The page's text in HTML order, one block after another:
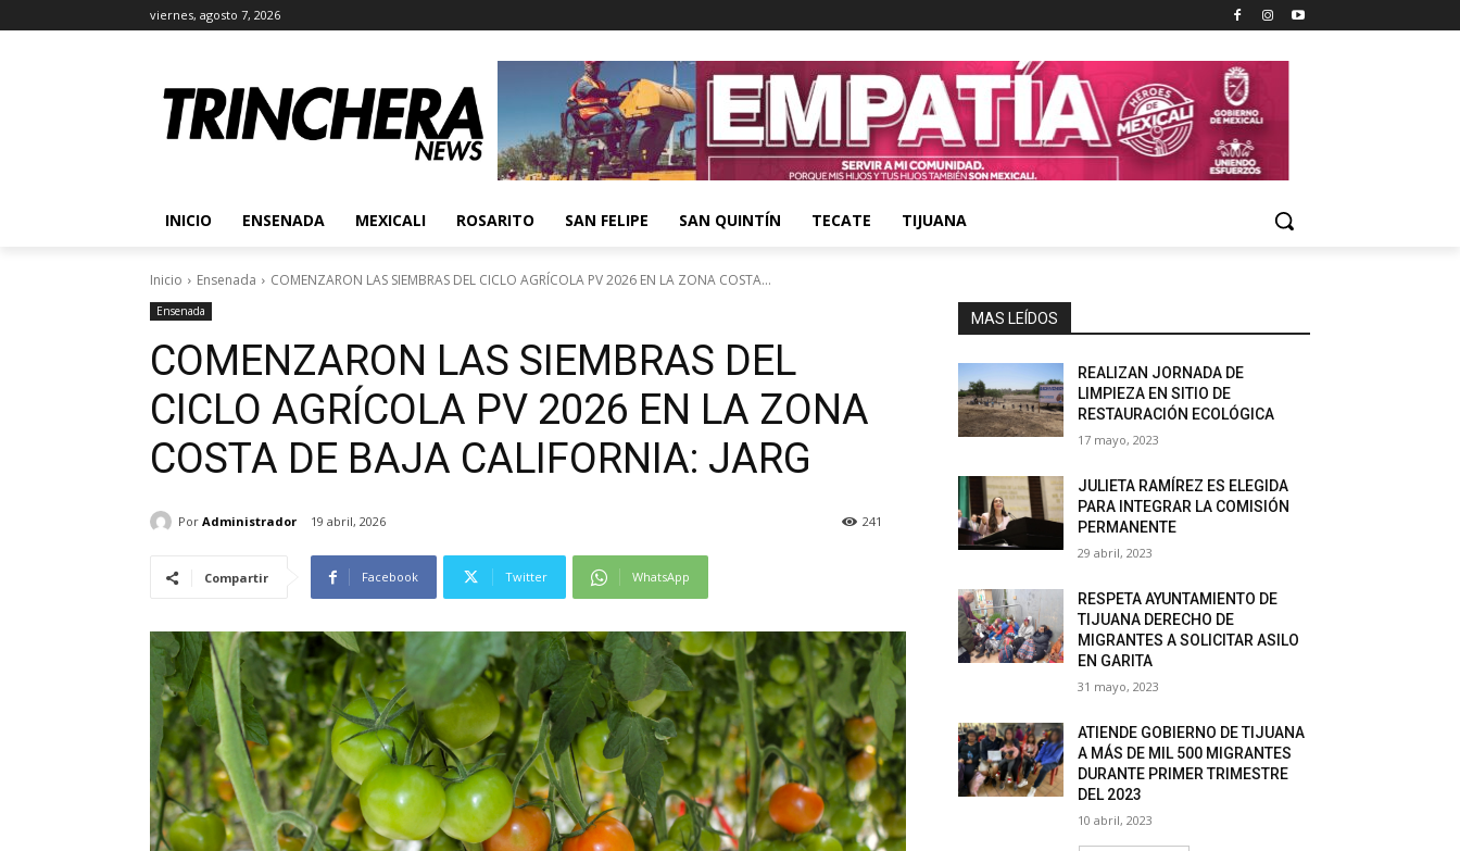
viernes, agosto 7, 2026
INICIO ENSENADA MEXICALI ROSARITO SAN FELIPE SAN QUINTÍN TECATE TIJUANA
Inicio Ensenada COMENZARON LAS SIEMBRAS DEL CICLO AGRÍCOLA PV 2026 EN LA ZONA COSTA...
Ensenada
COMENZARON LAS SIEMBRAS DEL
CICLO AGRÍCOLA PV 2026 EN LA ZONA
COSTA DE BAJA CALIFORNIA: JARG
Por Administrador 19 abril, 2026 241
Compartir Facebook Twitter WhatsApp
MAS LEÍDOS
REALIZAN JORNADA DE
LIMPIEZA EN SITIO DE
RESTAURACIÓN ECOLÓGICA
17 mayo, 2023
JULIETA RAMÍREZ ES ELEGIDA
PARA INTEGRAR LA COMISIÓN
PERMANENTE
29 abril, 2023
RESPETA AYUNTAMIENTO DE
TIJUANA DERECHO DE
MIGRANTES A SOLICITAR ASILO
EN GARITA
31 mayo, 2023
ATIENDE GOBIERNO DE TIJUANA
A MÁS DE MIL 500 MIGRANTES
DURANTE PRIMER TRIMESTRE
DEL 2023
10 abril, 2023